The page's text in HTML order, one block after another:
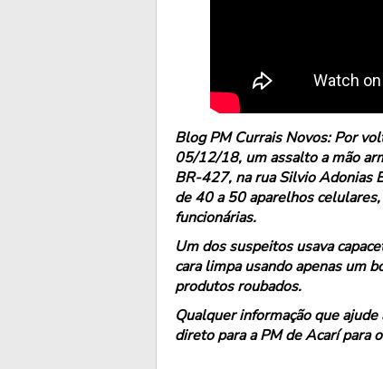
Blog PM Currais Novos: Por
05/12/18, um assalto a mão
BR-427, na rua Silvio Adonias
de 40 a 50 aparelhos
funcionárias.
Um dos suspeitos usava
cara limpa usando apenas um
produtos roubados.
Qualquer informação que
direto para a PM de Acarí